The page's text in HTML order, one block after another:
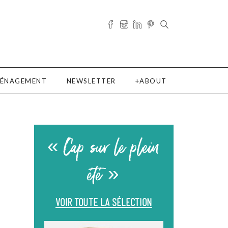
NEWSLETTER ABOUT
« Cap sur le plein
été »
VOIR TOUTE LA SÉLECTION